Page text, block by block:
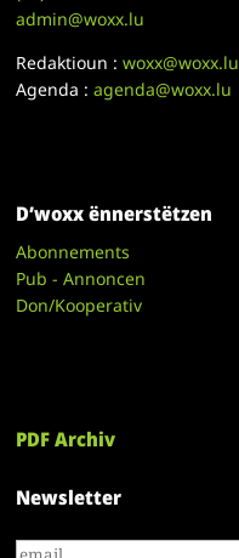
admin@woxx.lu
Redaktioun :woxx@woxx.lu
Agenda :agenda@woxx.lu
D’woxx ënnerstëtzen
Abonnements
Pub - Annoncen
Don/Kooperativ
PDF Archiv
Newsletter